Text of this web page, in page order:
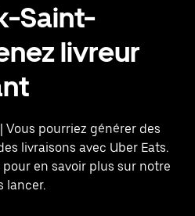
Saint-
livreur
pourriez générer des
livraisons avec Uber Eats.
en savoir plus sur notre
lancer.